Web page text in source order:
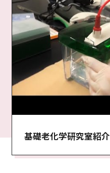
基礎老化学研究室紹介